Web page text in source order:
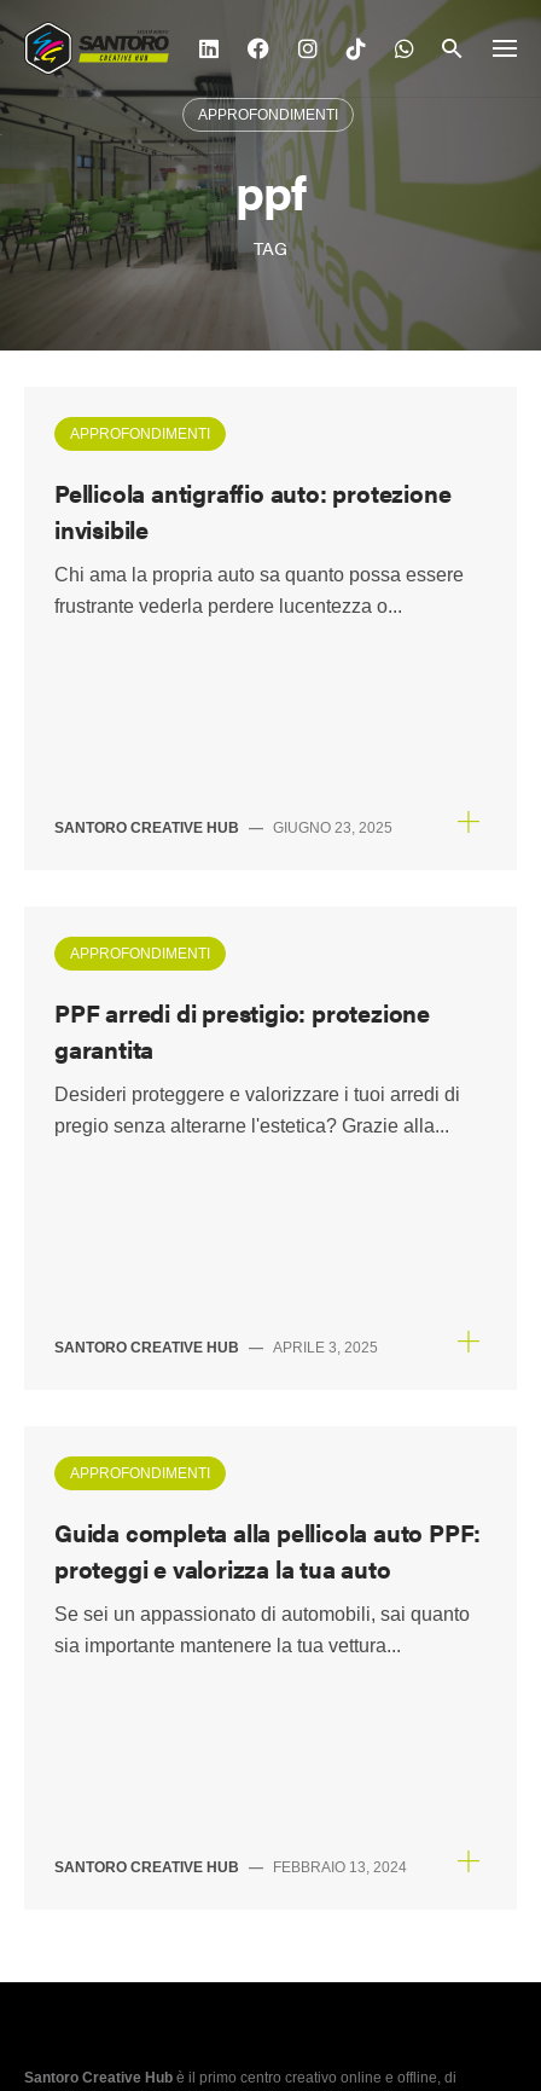
al
contenuto
APPROFONDIMENTI
ppf
TAG
APPROFONDIMENTI
Pellicola antigraffio auto: protezione
invisibile
Chi ama la propria auto sa quanto possa essere
frustrante vederla perdere lucentezza o...
SANTORO CREATIVE HUB — GIUGNO 23, 2025
APPROFONDIMENTI
PPF arredi di prestigio: protezione
garantita
Desideri proteggere e valorizzare i tuoi arredi di
pregio senza alterarne l'estetica? Grazie alla...
SANTORO CREATIVE HUB — APRILE 3, 2025
APPROFONDIMENTI
Guida completa alla pellicola auto PPF:
proteggi e valorizza la tua auto
Se sei un appassionato di automobili, sai quanto
sia importante mantenere la tua vettura...
SANTORO CREATIVE HUB — FEBBRAIO 13, 2024
Santoro Creative Hub è il primo centro creativo online e offline, di